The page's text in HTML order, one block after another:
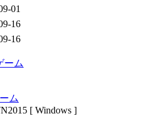
01
16
16
ーム
ム
[ Windows ]